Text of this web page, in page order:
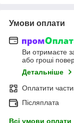
Умови оплати
Ви отримаєте
або гроші
Детальніше
Оплатити
Післяплата
Всі умови оплати